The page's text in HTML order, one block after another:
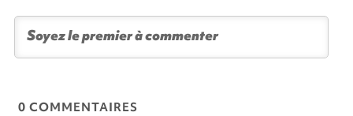
0 COMMENTAIRES